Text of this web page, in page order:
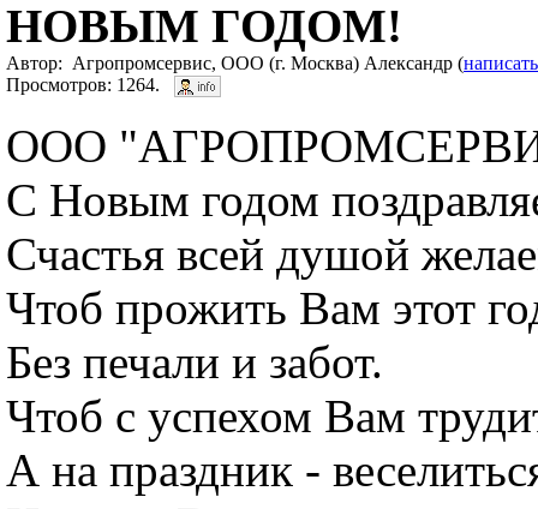
НОВЫМ ГОДОМ!
Автор: Агропромсервис, ООО (г. Москва) Александр (
Просмотров: 1264.
ООО
С Новым годом
Счастья всей душой
Чтоб прожить Вам этот
Без печали и забот.
Чтоб с успехом Вам
А на праздник -